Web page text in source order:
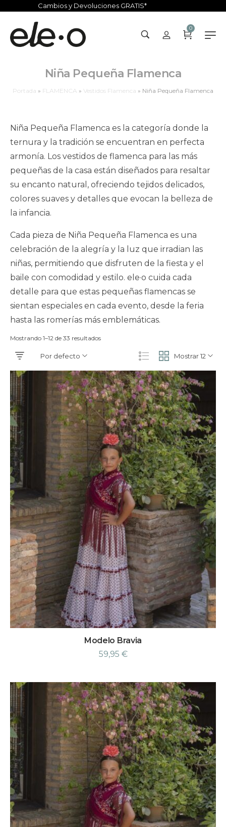
Cambios y Devoluciones GRATIS*
0
Niña Pequeña Flamenca
Portada » FLAMENCA » Vestidos Flamenca » Niña Pequeña Flamenca
Niña Pequeña Flamenca es la categoría donde la
ternura y la tradición se encuentran en perfecta
armonía. Los vestidos de flamenca para las más
pequeñas de la casa están diseñados para resaltar
su encanto natural, ofreciendo tejidos delicados,
colores suaves y detalles que evocan la belleza de
la infancia.
Cada pieza de Niña Pequeña Flamenca es una
celebración de la alegría y la luz que irradian las
niñas, permitiendo que disfruten de la fiesta y el
baile con comodidad y estilo. ele·o cuida cada
detalle para que estas pequeñas flamencas se
sientan especiales en cada evento, desde la feria
hasta las romerías más emblemáticas.
Mostrando 1–12 de 33 resultados
Mostrar 12
Por defecto
Modelo Bravia
59,95 €